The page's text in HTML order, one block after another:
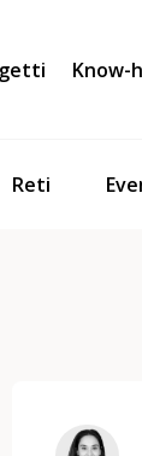
Reti
Know-